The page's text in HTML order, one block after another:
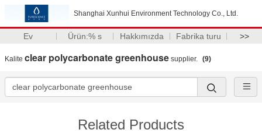
Shanghai Xunhui Environment Technology Co., Ltd.
Ev Ürün:% s Hakkımızda Fabrika turu >>
Kalite clear polycarbonate greenhouse supplier. (9)
Related Products